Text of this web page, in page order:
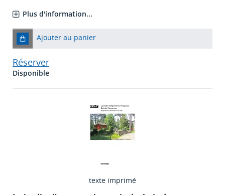
Plus d'information...
Ajouter au panier
Réserver
Disponible
texte imprimé